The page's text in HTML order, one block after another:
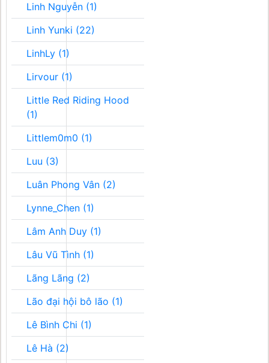
Linh Nguyễn (1)
Linh Yunki (22)
LinhLy (1)
Lirvour (1)
Little Red Riding Hood
(1)
Littlem0m0 (1)
Luu (3)
Luân Phong Vân (2)
Lynne_Chen (1)
Lâm Anh Duy (1)
Lâu Vũ Tình (1)
Lãng Lãng (2)
Lão đại hội bô lão (1)
Lê Bình Chi (1)
Lê Hà (2)